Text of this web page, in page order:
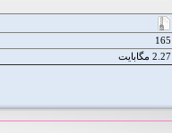
165
2.27 مگابایت